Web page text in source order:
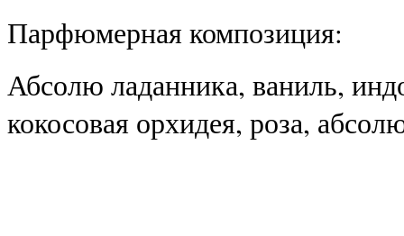
Парфюмерная композиция:
Абсолю ладанника, ваниль,
кокосовая орхидея, роза,